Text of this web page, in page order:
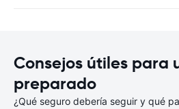
Consejos útiles para
preparado
¿Qué seguro debería seguir y qué